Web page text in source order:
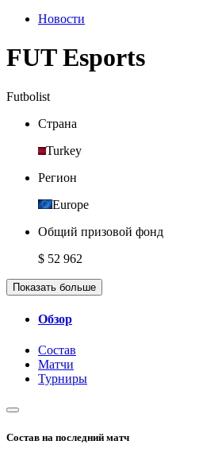
Новости
FUT Esports
Futbolist
Страна
Turkey
Регион
Europe
Общий призовой фонд
$ 52 962
Показать больше
Обзор
Состав
Матчи
Турниры
Состав на последний матч